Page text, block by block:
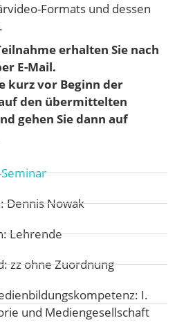
Formats und dessen
erhalten Sie nach
E-Mail.
kurz vor Beginn der
den übermittelten
gehen Sie dann auf
Dennis Nowak
Lehrende
zz ohne Zuordnung
I.
und Mediengesellschaft